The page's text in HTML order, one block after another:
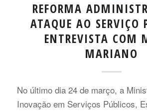
REFORMA
ATAQUE AO SERVIÇO
ENTREVISTA COM
MARIANO
No último dia 24 de março, a
Inovação em Serviços Públicos,